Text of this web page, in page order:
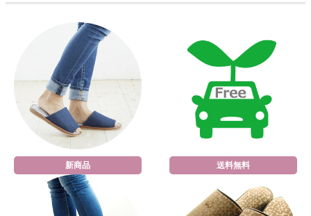
新商品 送料無料